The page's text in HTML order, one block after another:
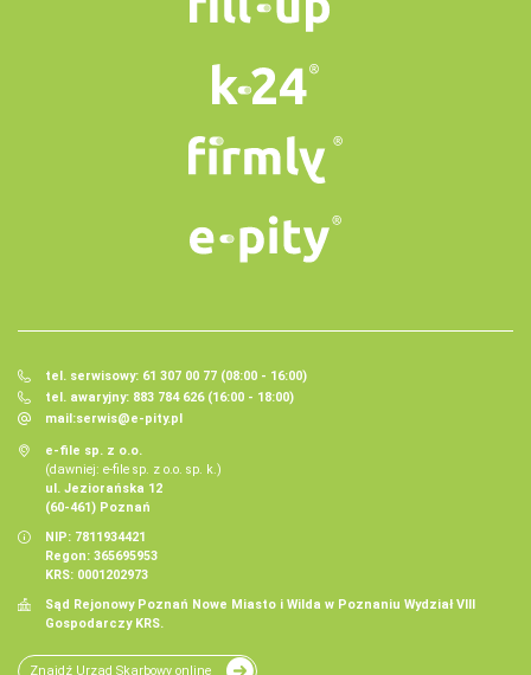
tel. serwisowy: 61 307 00 77 (08:00 - 16:00)
tel. awaryjny: 883 784 626 (16:00 - 18:00)
mail:serwis@e-pity.pl
e-file sp. z o.o.
(dawniej: e-file sp. z o.o. sp. k.)
ul. Jeziorańska 12
(60-461) Poznań
NIP: 7811934421
Regon: 365695953
KRS: 0001202973
Sąd Rejonowy Poznań Nowe Miasto i Wilda w Poznaniu Wydział VIII
Gospodarczy KRS.
Znajdź Urząd Skarbowy online